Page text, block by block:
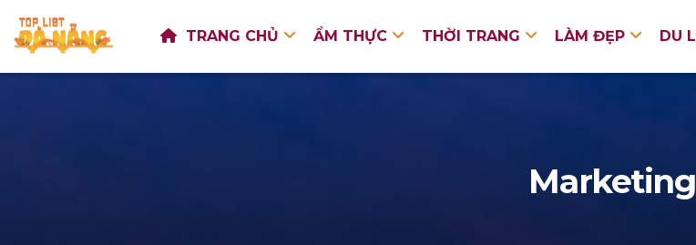
TRANG CHỦ ẨM THỰC THỜI TRANG LÀM ĐẸP DU
Marketing